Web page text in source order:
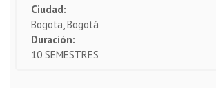
Ciudad:
Bogota, Bogotá
Duración:
10 SEMESTRES